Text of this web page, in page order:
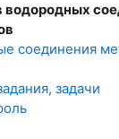
водородных
соединения
задачи